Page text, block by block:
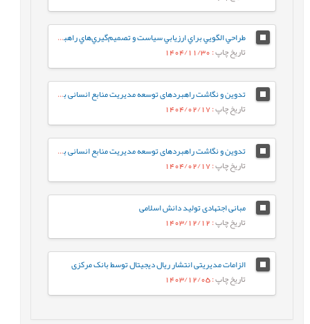
طراحي الگويي براي ارزيابي سياست و تصميم‌گيري‌هاي راهبردي در دانشگاه‌هاي ايران
تاریخ چاپ: 1404/11/30
تدوین و نگاشت راهبردهای توسعه مدیریت منابع انسانی بر اساس فناوری هوش مصنوعی در سازمان امور مالیاتی کشور
تاریخ چاپ: 1404/02/17
تدوین و نگاشت راهبردهای توسعه مدیریت منابع انسانی بر اساس فناوری هوش مصنوعی در سازمان امور مالیاتی کشور
تاریخ چاپ: 1404/02/17
مبانی اجتهادی تولید دانش اسلامی
تاریخ چاپ: 1403/12/12
الزامات مدیریتی انتشار ریال دیجیتال توسط بانک مرکزی
تاریخ چاپ: 1403/12/05